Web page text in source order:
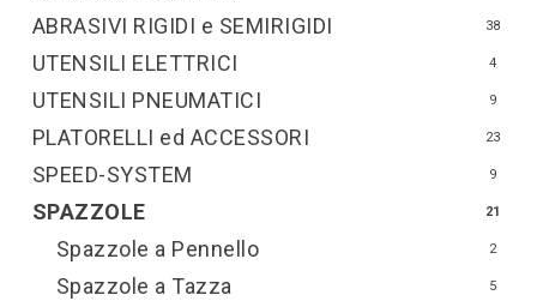
ABRASIVI RIGIDI e SEMIRIGIDI 38
PLATORELLI ed ACCESSORI 23
SPAZZOLE 21
Spazzole a Pennello 2
Spazzole a Tazza 5
SPEED-SYSTEM 9
UTENSILI ELETTRICI 4
UTENSILI PNEUMATICI 9